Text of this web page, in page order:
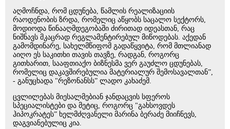
აღმოჩნდა, რომ ცდუნება, წამლის რეალიზაციის
რაოდენობის ზრდა, რომელიც აწყობს საცალო სექტორს,
მოდიოდა წინააღმდეგობაში ძირითად იდეასთან, რაც
ნიშნავს მკაცრად რეგლამენტირებულ მიწოდებას. აქედან
გამომდინარე, სახელმწიფომ გადაწყვიტა, რომ მთლიანად
აიღო ეს საკითხი თავის თავზე, რადგან, როგორც
გითხარით, სააფთიაქო ბიზნესმა ვერ გაუძლო ცდუნებას,
რომელიც დაკავშირებულია მატერიალურ შემოსავალთან”,
- განუცხადა "რეზონანსს” ლადო კახაძემ.
ცვლილებას მიესალმებიან ჯანდაცვის სფეროს
სპეციალისტები და მეტიც, როგორც "გახსოვდეს
ჰიპოკრატეს” ხელმძღვანელი მარინა ბერაძე მიიჩნევს,
დაგვიანებულიც კია.